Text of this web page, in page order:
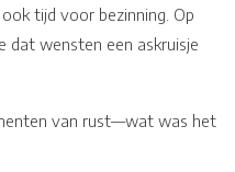
tijd voor bezinning. Op
dat wensten een askruisje
van rust—wat was het